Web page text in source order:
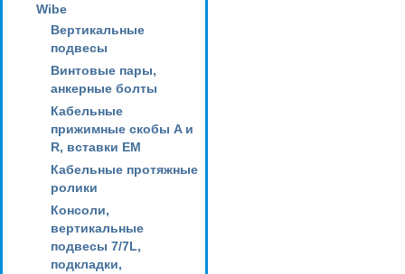
Wibe
Вертикальные
подвесы
Винтовые пары,
анкерные болты
Кабельные
прижимные скобы A и
R, вставки EM
Кабельные протяжные
ролики
Консоли,
вертикальные
подвесы 7/7L,
подкладки,